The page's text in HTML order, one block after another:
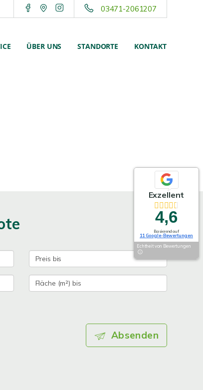
03471-2061207
ÜBER UNS STANDORTE KONTAKT
Absenden
Exzellent
4,6
Basierend auf
11 Google-Bewertungen
Echtheit von Bewertungen